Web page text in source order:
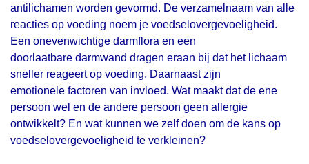
antilichamen worden gevormd. De verzamelnaam van alle
reacties op voeding noem je voedselovergevoeligheid.
Een onevenwichtige darmflora en een
doorlaatbare darmwand dragen eraan bij dat het lichaam
sneller reageert op voeding. Daarnaast zijn
emotionele factoren van invloed. Wat maakt dat de ene
persoon wel en de andere persoon geen allergie
ontwikkelt? En wat kunnen we zelf doen om de kans op
voedselovergevoeligheid te verkleinen?